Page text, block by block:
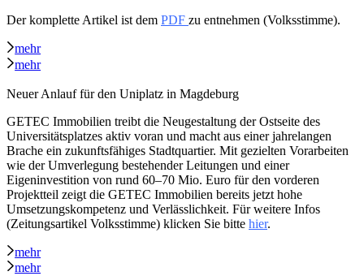
Der komplette Artikel ist dem PDF zu entnehmen (Volksstimme).
mehr
mehr
Neuer Anlauf für den Uniplatz in Magdeburg
GETEC Immobilien treibt die Neugestaltung der Ostseite des
Universitätsplatzes aktiv voran und macht aus einer jahrelangen
Brache ein zukunftsfähiges Stadtquartier. Mit gezielten Vorarbeiten
wie der Umverlegung bestehender Leitungen und einer
Eigeninvestition von rund 60–70 Mio. Euro für den vorderen
Projektteil zeigt die GETEC Immobilien bereits jetzt hohe
Umsetzungskompetenz und Verlässlichkeit. Für weitere Infos
(Zeitungsartikel Volksstimme) klicken Sie bitte hier.
mehr
mehr